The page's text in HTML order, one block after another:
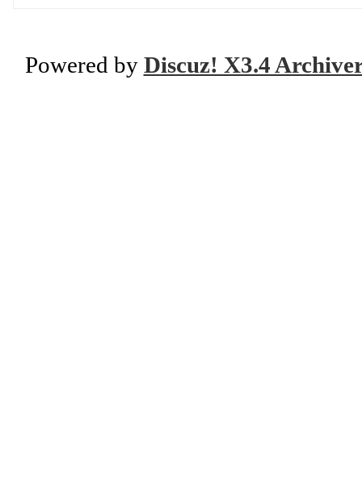
Powered by Discuz! X3.4